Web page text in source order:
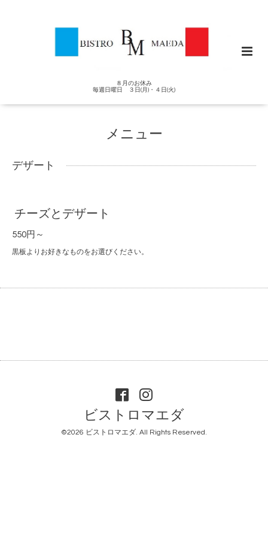
８月のお休み
毎週日曜日 ３日(月)・４日(火)
メニュー
デザート
チーズとデザート
550円～
黒板よりお好きなものをお選びください。
ビストロマエダ
©2026 ビストロマエダ. All Rights Reserved.